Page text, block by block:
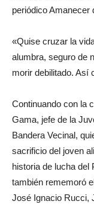
periódico Amanecer
«Quise cruzar la
alumbra, seguro de
morir debilitado. Así
Continuando con la
Gama, jefe de la
Bandera Vecinal,
sacrificio del joven
historia de lucha del
también rememoró
José Ignacio Rucci,